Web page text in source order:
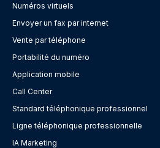
Numéros virtuels
Envoyer un fax par internet
Vente par téléphone
Portabilité du numéro
Application mobile
Call Center
Standard téléphonique professionnel
Ligne téléphonique professionnelle
IA Marketing